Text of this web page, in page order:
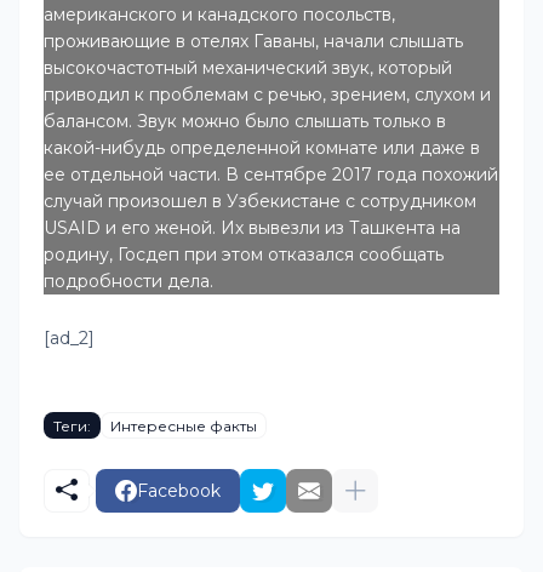
американского и канадского посольств,
проживающие в отелях Гаваны, начали слышать
высокочастотный механический звук, который
приводил к проблемам с речью, зрением, слухом и
балансом. Звук можно было слышать только в
какой-нибудь определенной комнате или даже в
ее отдельной части. В сентябре 2017 года похожий
случай произошел в Узбекистане с сотрудником
USAID и его женой. Их вывезли из Ташкента на
родину, Госдеп при этом отказался сообщать
подробности дела.
[ad_2]
Теги: Интересные факты
Facebook